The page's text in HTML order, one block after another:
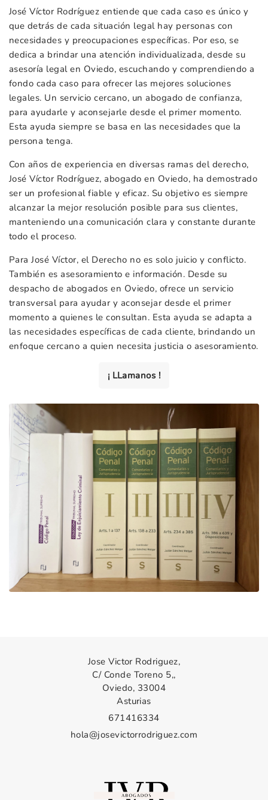
José Víctor Rodríguez entiende que cada caso es único y
que detrás de cada situación legal hay personas con
necesidades y preocupaciones específicas. Por eso, se
dedica a brindar una atención individualizada, desde su
asesoría legal en Oviedo, escuchando y comprendiendo a
fondo cada caso para ofrecer las mejores soluciones
legales. Un servicio cercano, un abogado de confianza,
para ayudarle y aconsejarle desde el primer momento.
Esta ayuda siempre se basa en las necesidades que la
persona tenga.
Con años de experiencia en diversas ramas del derecho,
José Víctor Rodríguez, abogado en Oviedo, ha demostrado
ser un profesional fiable y eficaz. Su objetivo es siempre
alcanzar la mejor resolución posible para sus clientes,
manteniendo una comunicación clara y constante durante
todo el proceso.
Para José Víctor, el Derecho no es solo juicio y conflicto.
También es asesoramiento e información. Desde su
despacho de abogados en Oviedo, ofrece un servicio
transversal para ayudar y aconsejar desde el primer
momento a quienes le consultan. Esta ayuda se adapta a
las necesidades específicas de cada cliente, brindando un
enfoque cercano a quien necesita justicia o asesoramiento.
¡ LLamanos !
Jose Victor Rodriguez,
C/ Conde Toreno 5,,
Oviedo, 33004
Asturias
671416334
hola@josevictorrodriguez.com